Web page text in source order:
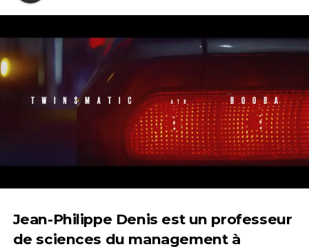
Jean-Philippe Denis est un professeur
de sciences du management à